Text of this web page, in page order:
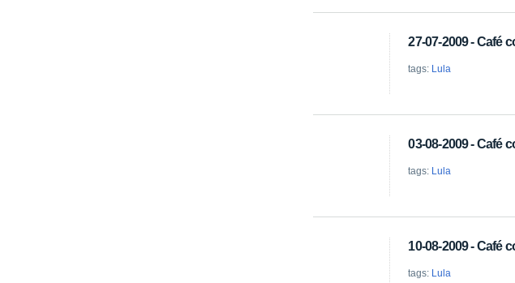
27-07-2009 - Café
tags: Lula
03-08-2009 - Café
tags: Lula
10-08-2009 - Café
tags: Lula